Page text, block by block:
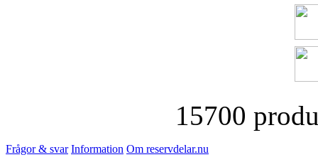
15700
Frågor & svar Information Om reservdelar.nu